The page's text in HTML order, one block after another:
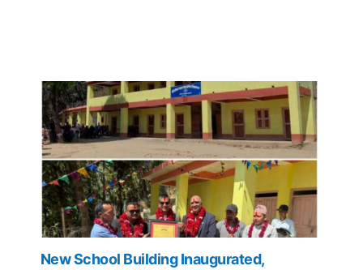
New School Building Inaugurated,